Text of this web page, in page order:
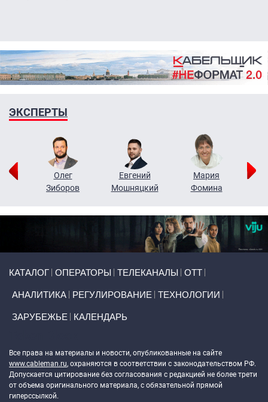
ЭКСПЕРТЫ
Олег
Зиборов
Евгений
Мошняцкий
Мария
Фомина
КАТАЛОГ ОПЕРАТОРЫ ТЕЛЕКАНАЛЫ ОТТ
АНАЛИТИКА РЕГУЛИРОВАНИЕ ТЕХНОЛОГИИ
ЗАРУБЕЖЬЕ КАЛЕНДАРЬ
Все права на материалы и новости, опубликованные на сайте
www.cableman.ru, охраняются в соответствии с законодательством РФ.
Допускается цитирование без согласования с редакцией не более трети
от объема оригинального материала, с обязательной прямой
гиперссылкой.